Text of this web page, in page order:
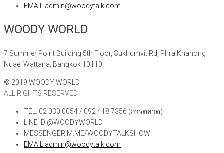
EMAIL admin@woodytalk.com
WOODY WORLD
7 Summer Point Building 5th Floor, Sukhumvit Rd, Phra Khanong
Nuae, Wattana, Bangkok 10110
© 2019 WOODY WORLD.
ALL RIGHTS RESERVED.
TEL. 02 030 0054 / 092 418 7356 (การตลาด)
LINE ID @WOODYWORLD
MESSENGER M.ME/WOODYTALKSHOW
EMAIL admin@woodytalk.com